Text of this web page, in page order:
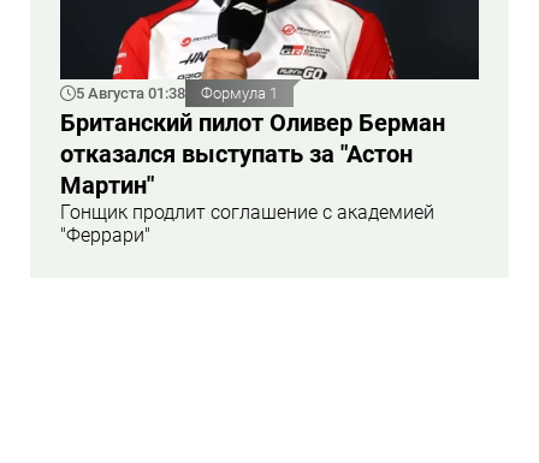
5 Августа 01:38 Формула 1
Британский пилот Оливер Берман
отказался выступать за "Астон
Мартин"
Гонщик продлит соглашение с академией
"Феррари"